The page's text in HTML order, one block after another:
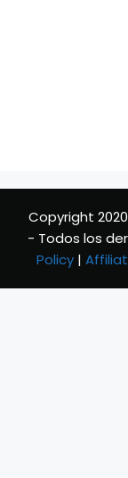
Copyright
- Todos los
Policy |